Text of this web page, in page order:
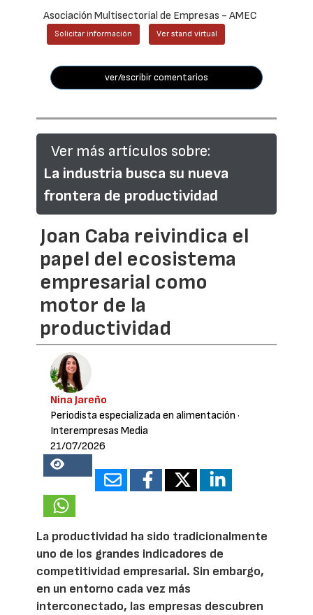
Asociación Multisectorial de Empresas - AMEC
Solicitar información Ver stand virtual
ver/escribir comentarios
Ver más artículos sobre:
La industria busca su nueva
frontera de productividad
Joan Caba reivindica el
papel del ecosistema
empresarial como
motor de la
productividad
Nina Jareño
Periodista especializada en alimentación ·
Interempresas Media
21/07/2026
18992
La productividad ha sido tradicionalmente
uno de los grandes indicadores de
competitividad empresarial. Sin embargo,
en un entorno cada vez más
interconectado, las empresas descubren